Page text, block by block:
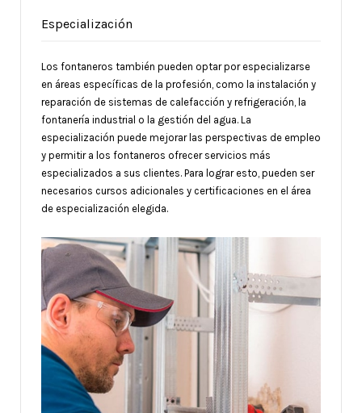
Especialización
Los fontaneros también pueden optar por especializarse
en áreas específicas de la profesión, como la instalación y
reparación de sistemas de calefacción y refrigeración, la
fontanería industrial o la gestión del agua. La
especialización puede mejorar las perspectivas de empleo
y permitir a los fontaneros ofrecer servicios más
especializados a sus clientes. Para lograr esto, pueden ser
necesarios cursos adicionales y certificaciones en el área
de especialización elegida.